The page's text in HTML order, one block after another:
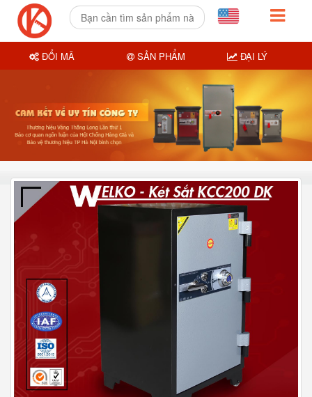
ĐỔI MÃ SẢN PHẨM ĐẠI LÝ